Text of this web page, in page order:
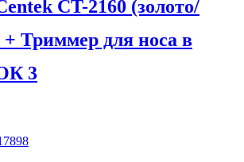
CT-2160 (золото/
Триммер для носа в
3